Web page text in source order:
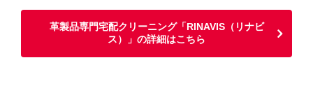
革製品専門宅配クリーニング「RINAVIS（リナビ
ス）」の詳細はこちら